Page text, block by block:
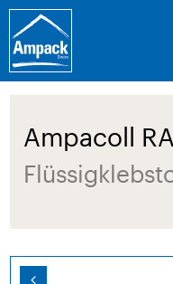
Ampack - Die Experten der
1946.»Produkte
» Ampacoll RA
Ampacoll RA